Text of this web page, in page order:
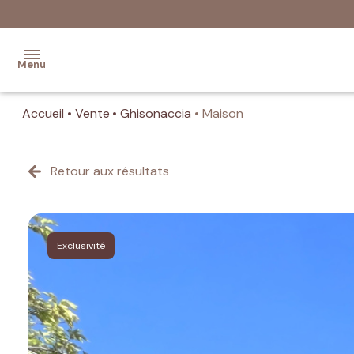
Menu
Ventes
Neufs
Location
Estimation
de votre
bien
Accueil Vente Ghisonaccia Maison
Retour aux résultats
Exclusivité